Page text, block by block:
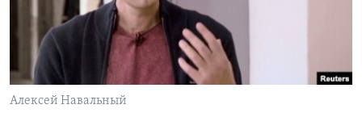
Learning English
СОЦИАЛЬНЫЕ СЕТИ
Алексей Навальный